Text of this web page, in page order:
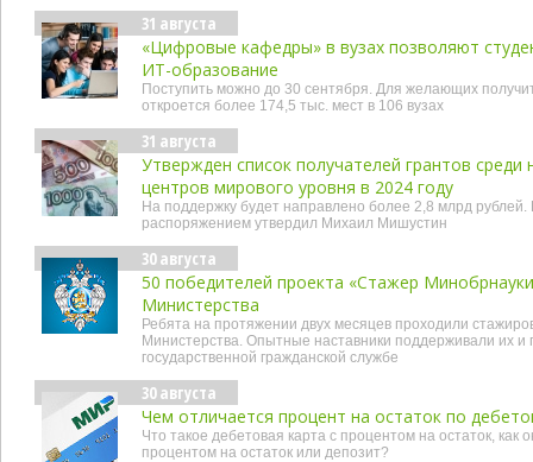
31 августа
«Цифровые кафедры» в вузах позволяют
ИТ-образование
Поступить можно до 30 сентября. Для желающих
откроется более 174,5 тыс. мест в 106 вузах
31 августа
Утвержден список получателей грантов
центров мирового уровня в 2024 году
На поддержку будет направлено более 2,8 млрд
распоряжением утвердил Михаил Мишустин
30 августа
50 победителей проекта «Стажер
Министерства
Ребята на протяжении двух месяцев проходили
Министерства. Опытные наставники поддерживали их и
государственной гражданской службе
30 августа
Чем отличается процент на остаток по
Что такое дебетовая карта с процентом на остаток, как
процентом на остаток или депозит?